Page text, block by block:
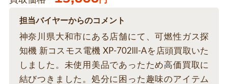
担当バイヤーからのコメント
神奈川県大和市にある店舗にて、可燃性ガス探
知機 新コスモス電機 XP-702lll-Aを店頭買取いた
しました。未使用美品であったため高価買取に
結びつきました。処分に困った趣味のアイテム